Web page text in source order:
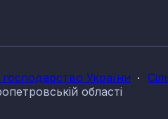
господарство України
області